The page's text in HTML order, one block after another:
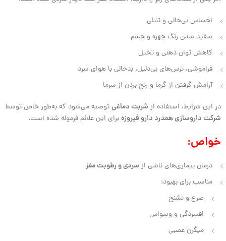
احساس بی‌حالی و تنبلی
سفید شدن رنگ چهره و چشم
کاهش توان ذهنی و تخیل
فراموشی، ترس‌های بی‌دلیل، بدحالی با هوای سرد
آرامش گرفتن از گرما و رنج بردن از سرما
در این شرایط، استفاده از شربت دماغیتوصیه می‌شود که به‌طور خاص توسط
شرکت داروسازی همدرد دارو فیروزهبرای این علائم فرموله شده است.
خواص:
درمان بیماری‌های ناشی از سردی و رطوبت مغز
مناسب برای بهبود:
صرع و تشنج
افسردگی و وسواس
میگرن عصبی